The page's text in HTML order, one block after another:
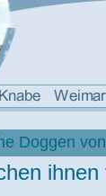
Doggen